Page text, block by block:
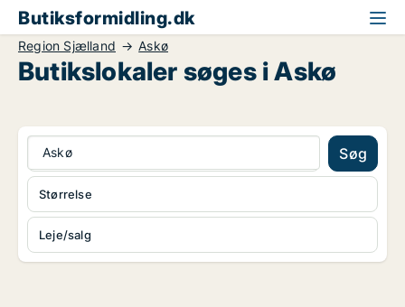
Butiksformidling.dk
Region Sjælland Askø
Butikslokaler søges i Askø
Askø Søg
Leje/salg
Størrelse